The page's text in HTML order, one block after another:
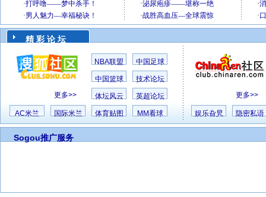
精 彩 论 坛
更多>>
NBA联盟 中国足球
中国篮球 技术论坛
体坛风云 英超论坛
AC米兰 国际米兰 体育贴图 MM看球
更多>>
娱乐旮旯 隐密私语
Sogou推广服务